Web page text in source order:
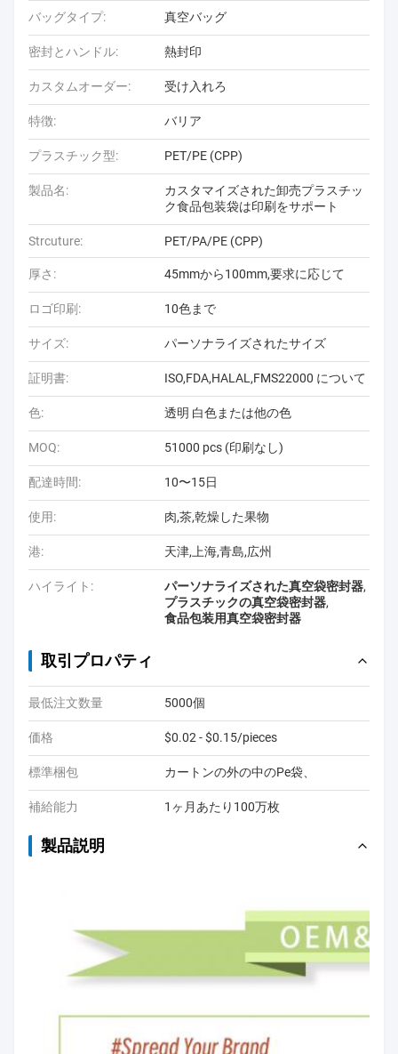
バッグタイプ: 真空バッグ
密封とハンドル: 熱封印
カスタムオーダー: 受け入れろ
特徴: バリア
プラスチック型: PET/PE (CPP)
製品名:
カスタマイズされた卸売プラスチッ
ク食品包装袋は印刷をサポート
Strcuture: PET/PA/PE (CPP)
厚さ: 45mmから100mm,要求に応じて
ロゴ印刷: 10色まで
サイズ: パーソナライズされたサイズ
証明書: ISO,FDA,HALAL,FMS22000 について
色: 透明 白色または他の色
MOQ: 51000 pcs (印刷なし)
配達時間: 10〜15日
使用: 肉,茶,乾燥した果物
港: 天津,上海,青島,広州
ハイライト: パーソナライズされた真空袋密封器,
プラスチックの真空袋密封器,
食品包装用真空袋密封器
取引プロパティ
最低注文数量 5000個
価格 $0.02 - $0.15/pieces
標準梱包 カートンの外の中のPe袋、
補給能力 1ヶ月あたり100万枚
製品説明